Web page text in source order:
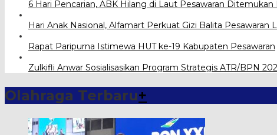
6 Hari Pencarian, ABK Hilang di Laut Pesawaran
Hari Anak Nasional, Alfamart Perkuat Gizi Balita Pesawaran
Rapat Paripurna Istimewa HUT ke-19 Kabupaten Pesawaran
Zulkifli Anwar Sosialisasikan Program Strategis ATR/BPN
Olahraga Terbaru+